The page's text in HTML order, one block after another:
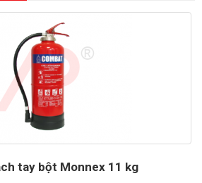
tay bột Monnex 11 kg